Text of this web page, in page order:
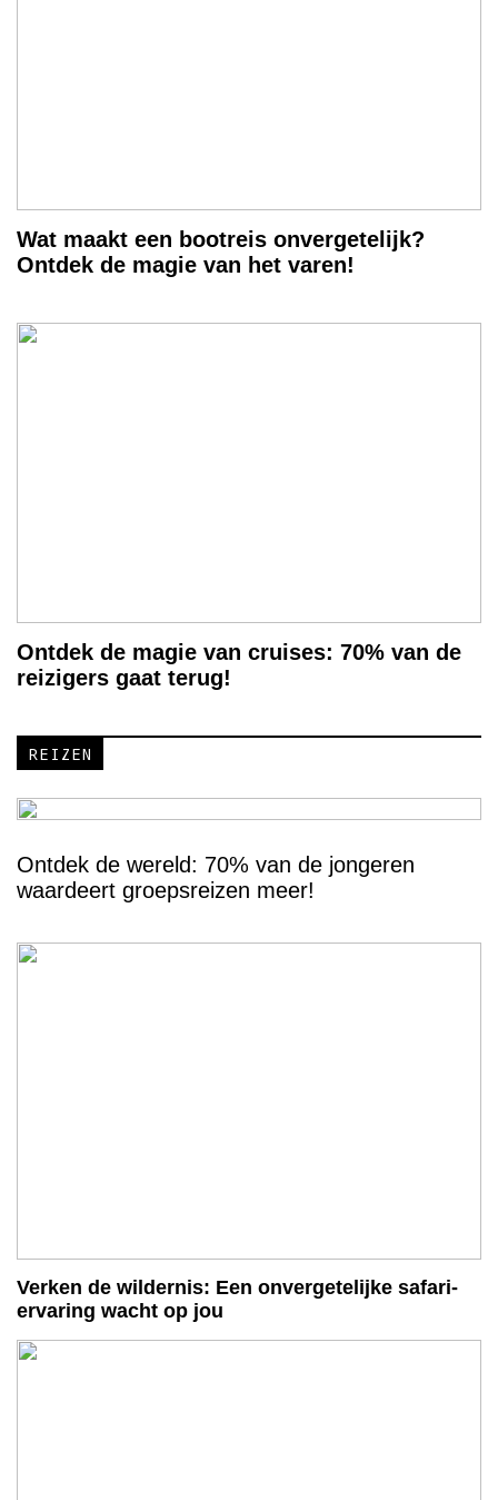
Wat maakt een bootreis onvergetelijk?
Ontdek de magie van het varen!
Ontdek de magie van cruises: 70% van de
reizigers gaat terug!
REIZEN
Ontdek de wereld: 70% van de jongeren
waardeert groepsreizen meer!
Verken de wildernis: Een onvergetelijke safari-
ervaring wacht op jou